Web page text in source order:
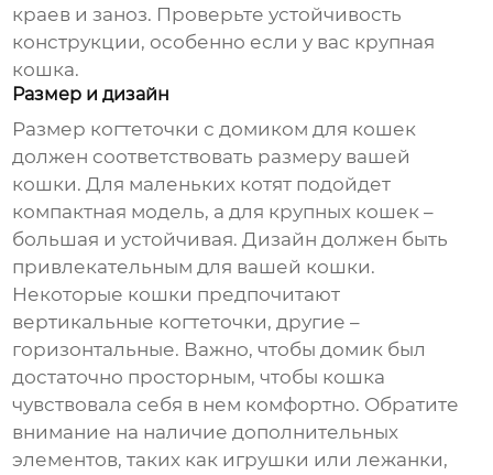
краев и заноз. Проверьте устойчивость
конструкции, особенно если у вас крупная
кошка.
Размер и дизайн
Размер когтеточки с домиком для кошек
должен соответствовать размеру вашей
кошки. Для маленьких котят подойдет
компактная модель, а для крупных кошек –
большая и устойчивая. Дизайн должен быть
привлекательным для вашей кошки.
Некоторые кошки предпочитают
вертикальные когтеточки, другие –
горизонтальные. Важно, чтобы домик был
достаточно просторным, чтобы кошка
чувствовала себя в нем комфортно. Обратите
внимание на наличие дополнительных
элементов, таких как игрушки или лежанки,